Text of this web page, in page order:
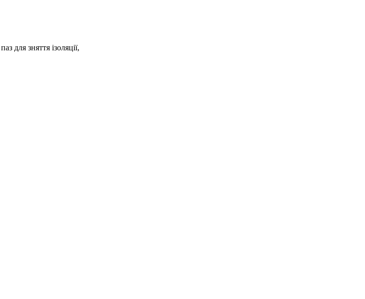
для зняття ізоляції,